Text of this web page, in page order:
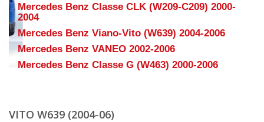
Mercedes Benz Classe CLK (W209-C209) 2000-
2004
Mercedes Benz Viano-Vito (W639) 2004-2006
Mercedes Benz VANEO 2002-2006
Mercedes Benz Classe G (W463) 2000-2006
VITO W639 (2004-06)